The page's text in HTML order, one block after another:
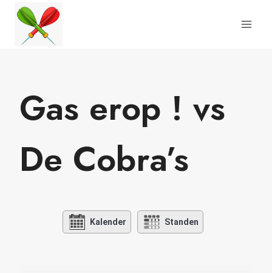
Doorgaan
naar
inhoud
Gas erop ! vs
De Cobra’s
Kalender Standen